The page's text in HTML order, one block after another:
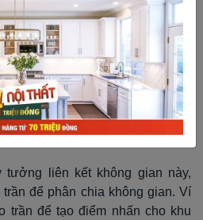
bếp với phòng khách trong
sở thích của chủ nhà
không gian chức năng tạo nên
nhau. Dưới đây, Mộc Tinh
một vài ý tưởng thiết kế cho
bếp và phòng khách:
liên kết không gian này,
để phân chia không gian. Ví
trần để tạo điểm nhấn cho khu